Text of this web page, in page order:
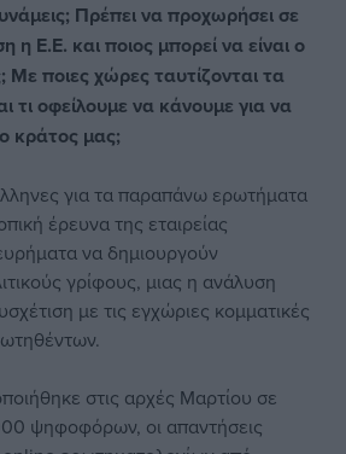
Πρέπει να προχωρήσει σε
η Ε.Ε. και ποιος μπορεί να είναι ο
Με ποιες χώρες ταυτίζονται τα
τι οφείλουμε να κάνουμε για να
κράτος μας;
για τα παραπάνω ερωτήματα
έρευνα της εταιρείας
να δημιουργούν
γρίφους, μιας η ανάλυση
με τις εγχώριες κομματικές
στις αρχές Μαρτίου σε
ψηφοφόρων, οι απαντήσεις